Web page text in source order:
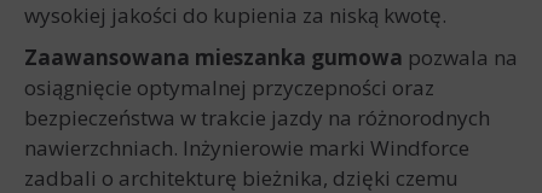
wysokiej jakości do kupienia za niską kwotę.
Zaawansowana mieszanka gumowa pozwala na
osiągnięcie optymalnej przyczepności oraz
bezpieczeństwa w trakcie jazdy na różnorodnych
nawierzchniach. Inżynierowie marki Windforce
zadbali o architekturę bieżnika, dzięki czemu